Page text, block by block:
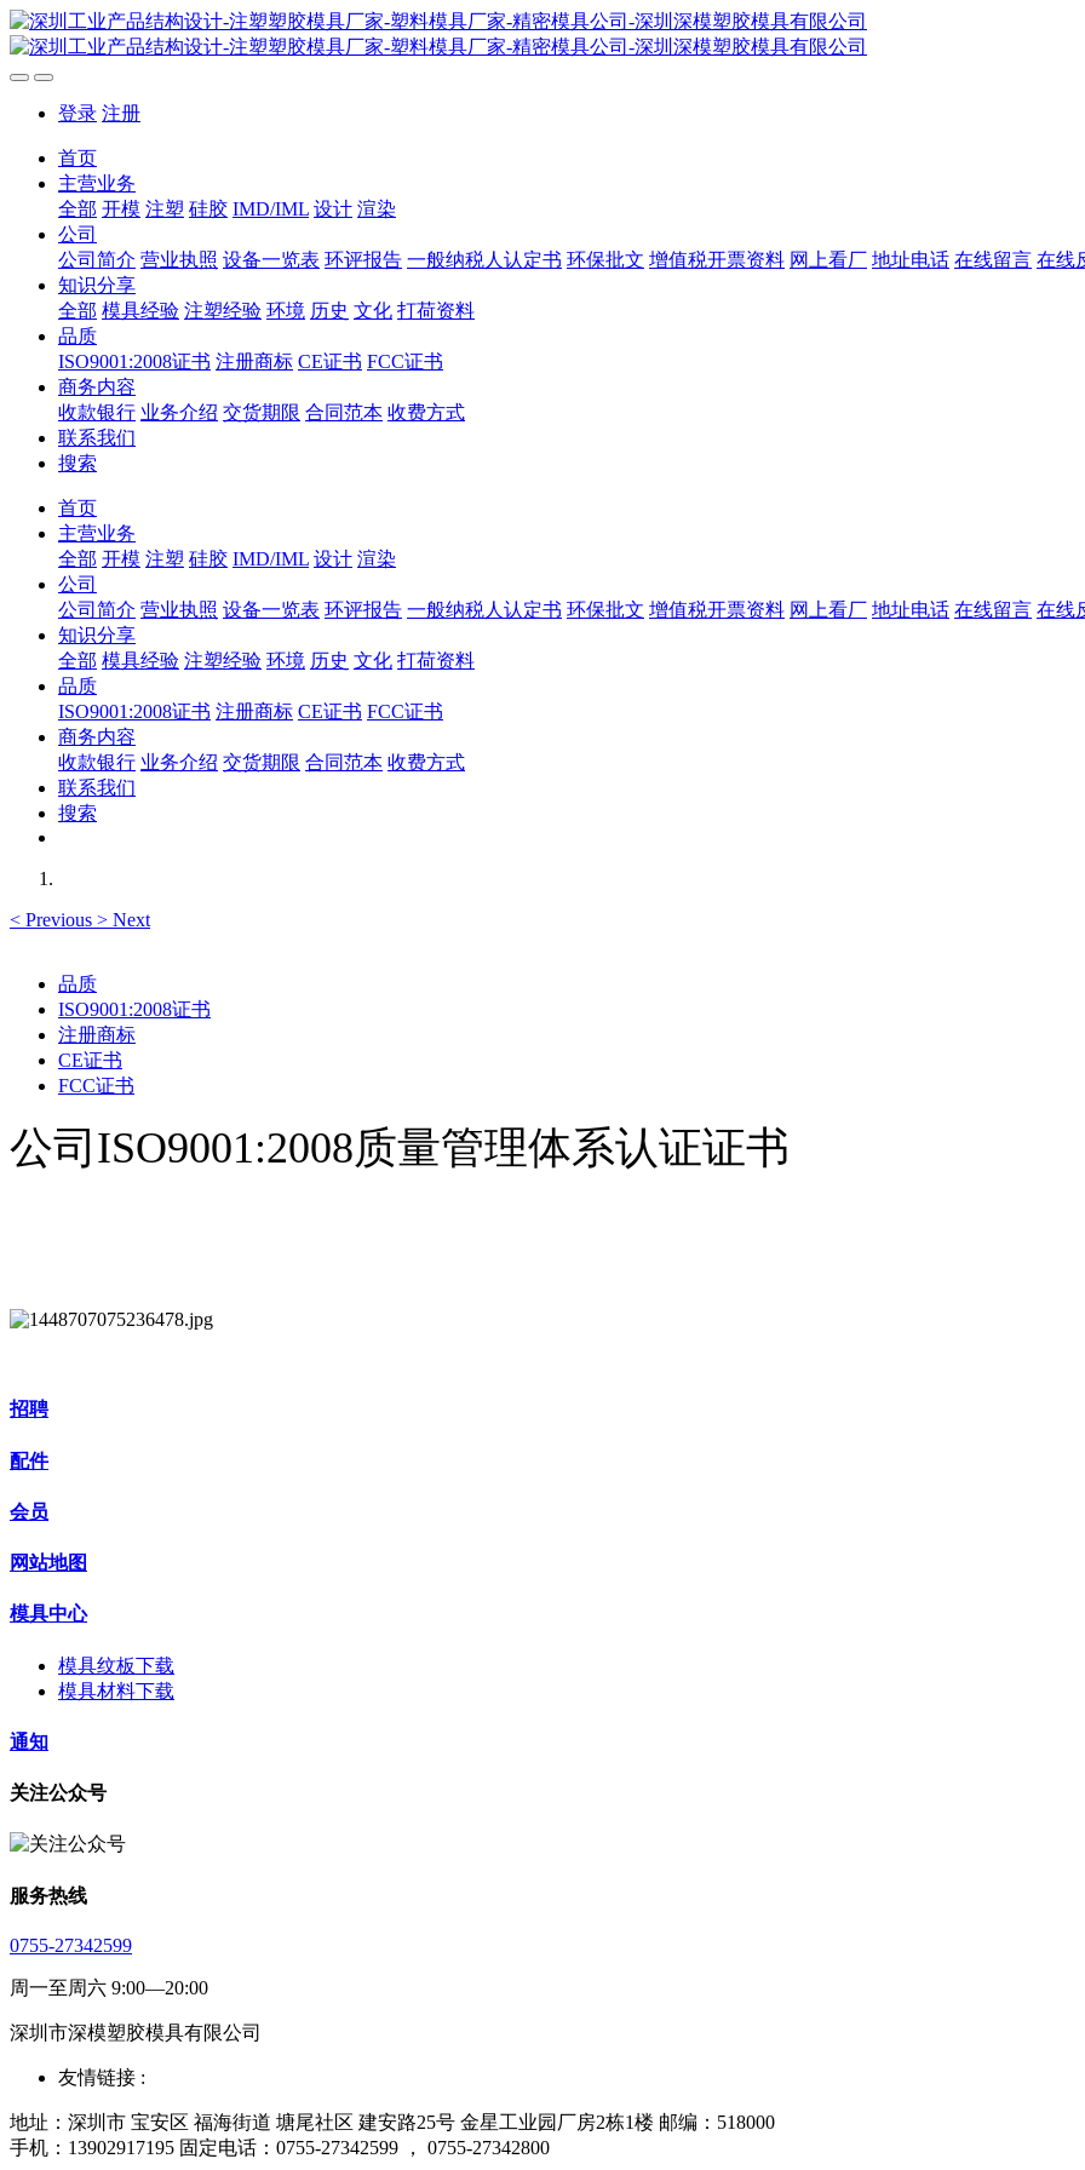
登录 注册
首页
主营业务
全部 开模 注塑 硅胶 IMD/IML 设计 渲染
公司
公司简介 营业执照 设备一览表 环评报告 一般纳税人认定书 环保批文 增值税开票资料 网上看厂 地址电话 在线留言 在线
知识分享
全部 模具经验 注塑经验 环境 历史 文化 打荷资料
品质
ISO9001:2008证书 注册商标 CE证书 FCC证书
商务内容
收款银行 业务介绍 交货期限 合同范本 收费方式
联系我们
搜索
首页
主营业务
全部 开模 注塑 硅胶 IMD/IML 设计 渲染
公司
公司简介 营业执照 设备一览表 环评报告 一般纳税人认定书 环保批文 增值税开票资料 网上看厂 地址电话 在线留言 在线
知识分享
全部 模具经验 注塑经验 环境 历史 文化 打荷资料
品质
ISO9001:2008证书 注册商标 CE证书 FCC证书
商务内容
收款银行 业务介绍 交货期限 合同范本 收费方式
联系我们
搜索
< Previous > Next
品质
ISO9001:2008证书
注册商标
CE证书
FCC证书
公司ISO9001:2008质量管理体系认证证书
招聘
配件
会员
网站地图
模具中心
模具纹板下载
模具材料下载
通知
关注公众号
服务热线
0755-27342599
周一至周六 9:00—20:00
深圳市深模塑胶模具有限公司
友情链接 :
地址：深圳市 宝安区 福海街道 塘尾社区 建安路25号 金星工业园厂房2栋1楼 邮编：518000
手机：13902917195 固定电话：0755-27342599 ， 0755-27342800